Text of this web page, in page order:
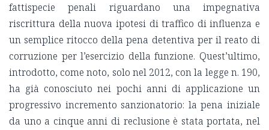
fattispecie penali riguardano una impegnativa
riscrittura della nuova ipotesi di traffico di influenza e
un semplice ritocco della pena detentiva per il reato di
corruzione per l’esercizio della funzione. Quest’ultimo,
introdotto, come noto, solo nel 2012, con la legge n. 190,
ha già conosciuto nei pochi anni di applicazione un
progressivo incremento sanzionatorio: la pena iniziale
da uno a cinque anni di reclusione è stata portata, nel